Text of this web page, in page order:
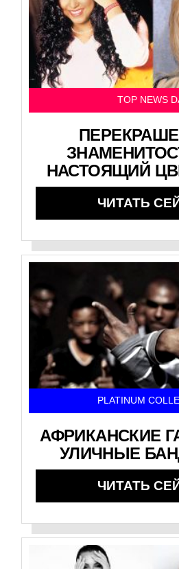
TOP NEWS
НАСТОЯЩИЙ
ЧИТАТЬ
PLATINUM
АФРИКАНСКИЕ
УЛИЧНЫЕ
ЧИТАТЬ